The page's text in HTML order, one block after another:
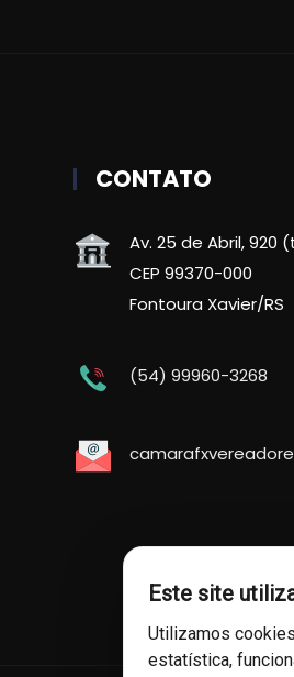
CONTATO
Av. 25 de Abril, 920
CEP 99370-000
Fontoura Xavier/RS
(54) 99960-3268
Este site
Utilizamos
estatística,